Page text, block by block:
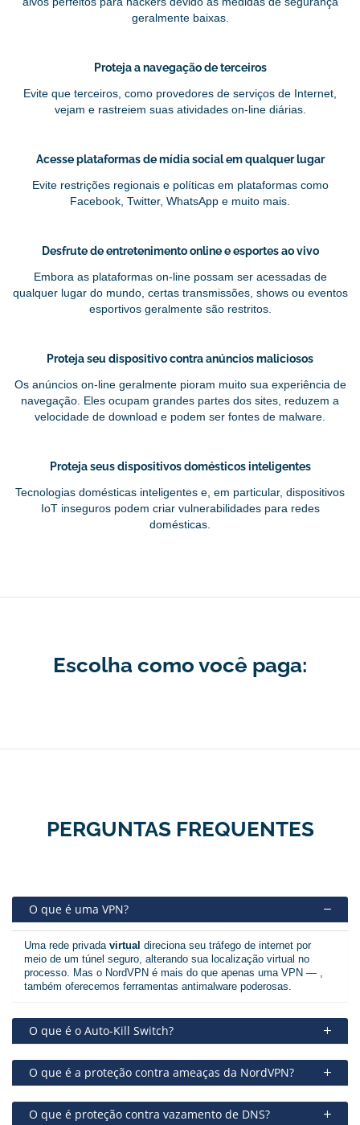
geralmente baixas.
Proteja a navegação de terceiros
Evite que terceiros, como provedores de serviços de Internet,
vejam e rastreiem suas atividades on-line diárias.
Acesse plataformas de mídia social em qualquer lugar
Evite restrições regionais e políticas em plataformas como
Facebook, Twitter, WhatsApp e muito mais.
Desfrute de entretenimento online e esportes ao vivo
Embora as plataformas on-line possam ser acessadas de
qualquer lugar do mundo, certas transmissões, shows ou eventos
esportivos geralmente são restritos.
Proteja seu dispositivo contra anúncios maliciosos
Os anúncios on-line geralmente pioram muito sua experiência de
navegação. Eles ocupam grandes partes dos sites, reduzem a
velocidade de download e podem ser fontes de malware.
Proteja seus dispositivos domésticos inteligentes
Tecnologias domésticas inteligentes e, em particular, dispositivos
IoT inseguros podem criar vulnerabilidades para redes
domésticas.
Escolha como você paga:
PERGUNTAS FREQUENTES
O que é uma VPN?
Uma rede privada virtual direciona seu tráfego de internet por
meio de um túnel seguro, alterando sua localização virtual no
processo. Mas o NordVPN é mais do que apenas uma VPN — ,
também oferecemos ferramentas antimalware poderosas.
O que é o Auto-Kill Switch?
O que é a proteção contra ameaças da NordVPN?
O que é proteção contra vazamento de DNS?